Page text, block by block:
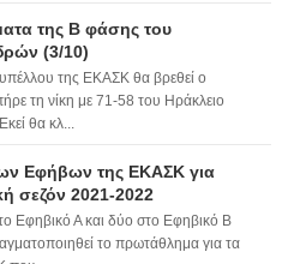
της Β φάσης του
(3/10)
της ΕΚΑΣΚ θα βρεθεί ο
τη νίκη με 71-58 του Ηράκλειο
θα κλ...
Εφήβων της ΕΚΑΣΚ για
σεζόν 2021-2022
Εφηβικό Α και δύο στο Εφηβικό Β
το πρωτάθλημα για τα